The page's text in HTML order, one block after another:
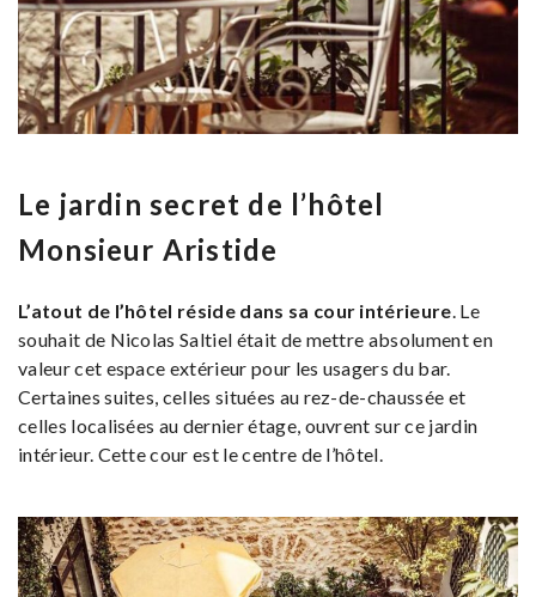
Le jardin secret de l’hôtel
Monsieur Aristide
L’atout de l’hôtel réside dans sa cour intérieure. Le
souhait de Nicolas Saltiel était de mettre absolument en
valeur cet espace extérieur pour les usagers du bar.
Certaines suites, celles situées au rez-de-chaussée et
celles localisées au dernier étage, ouvrent sur ce jardin
intérieur. Cette cour est le centre de l’hôtel.